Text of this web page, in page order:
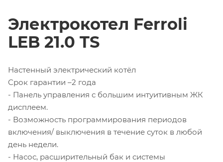
Электрокотел Ferroli
LEB 21.0 TS
Настенный электрический котёл
Срок гарантии –2 года
- Панель управления с большим интуитивным ЖК
дисплеем.
- Возможность программирования периодов
включения/ выключения в течение суток в любой
день недели.
- Насос, расширительный бак и системы